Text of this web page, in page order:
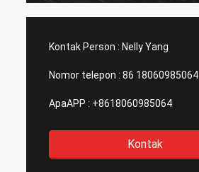
Kontak Person : Nelly Yang
Nomor telepon : 86 18060985064
ApaAPP : +8618060985064
Kontak